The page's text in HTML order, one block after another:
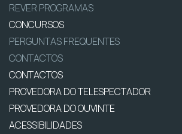
REVER PROGRAMAS
CONCURSOS
PERGUNTAS FREQUENTES
CONTACTOS
CONTACTOS
PROVEDORA DO TELESPECTADOR
PROVEDORA DO OUVINTE
ACESSIBILIDADES